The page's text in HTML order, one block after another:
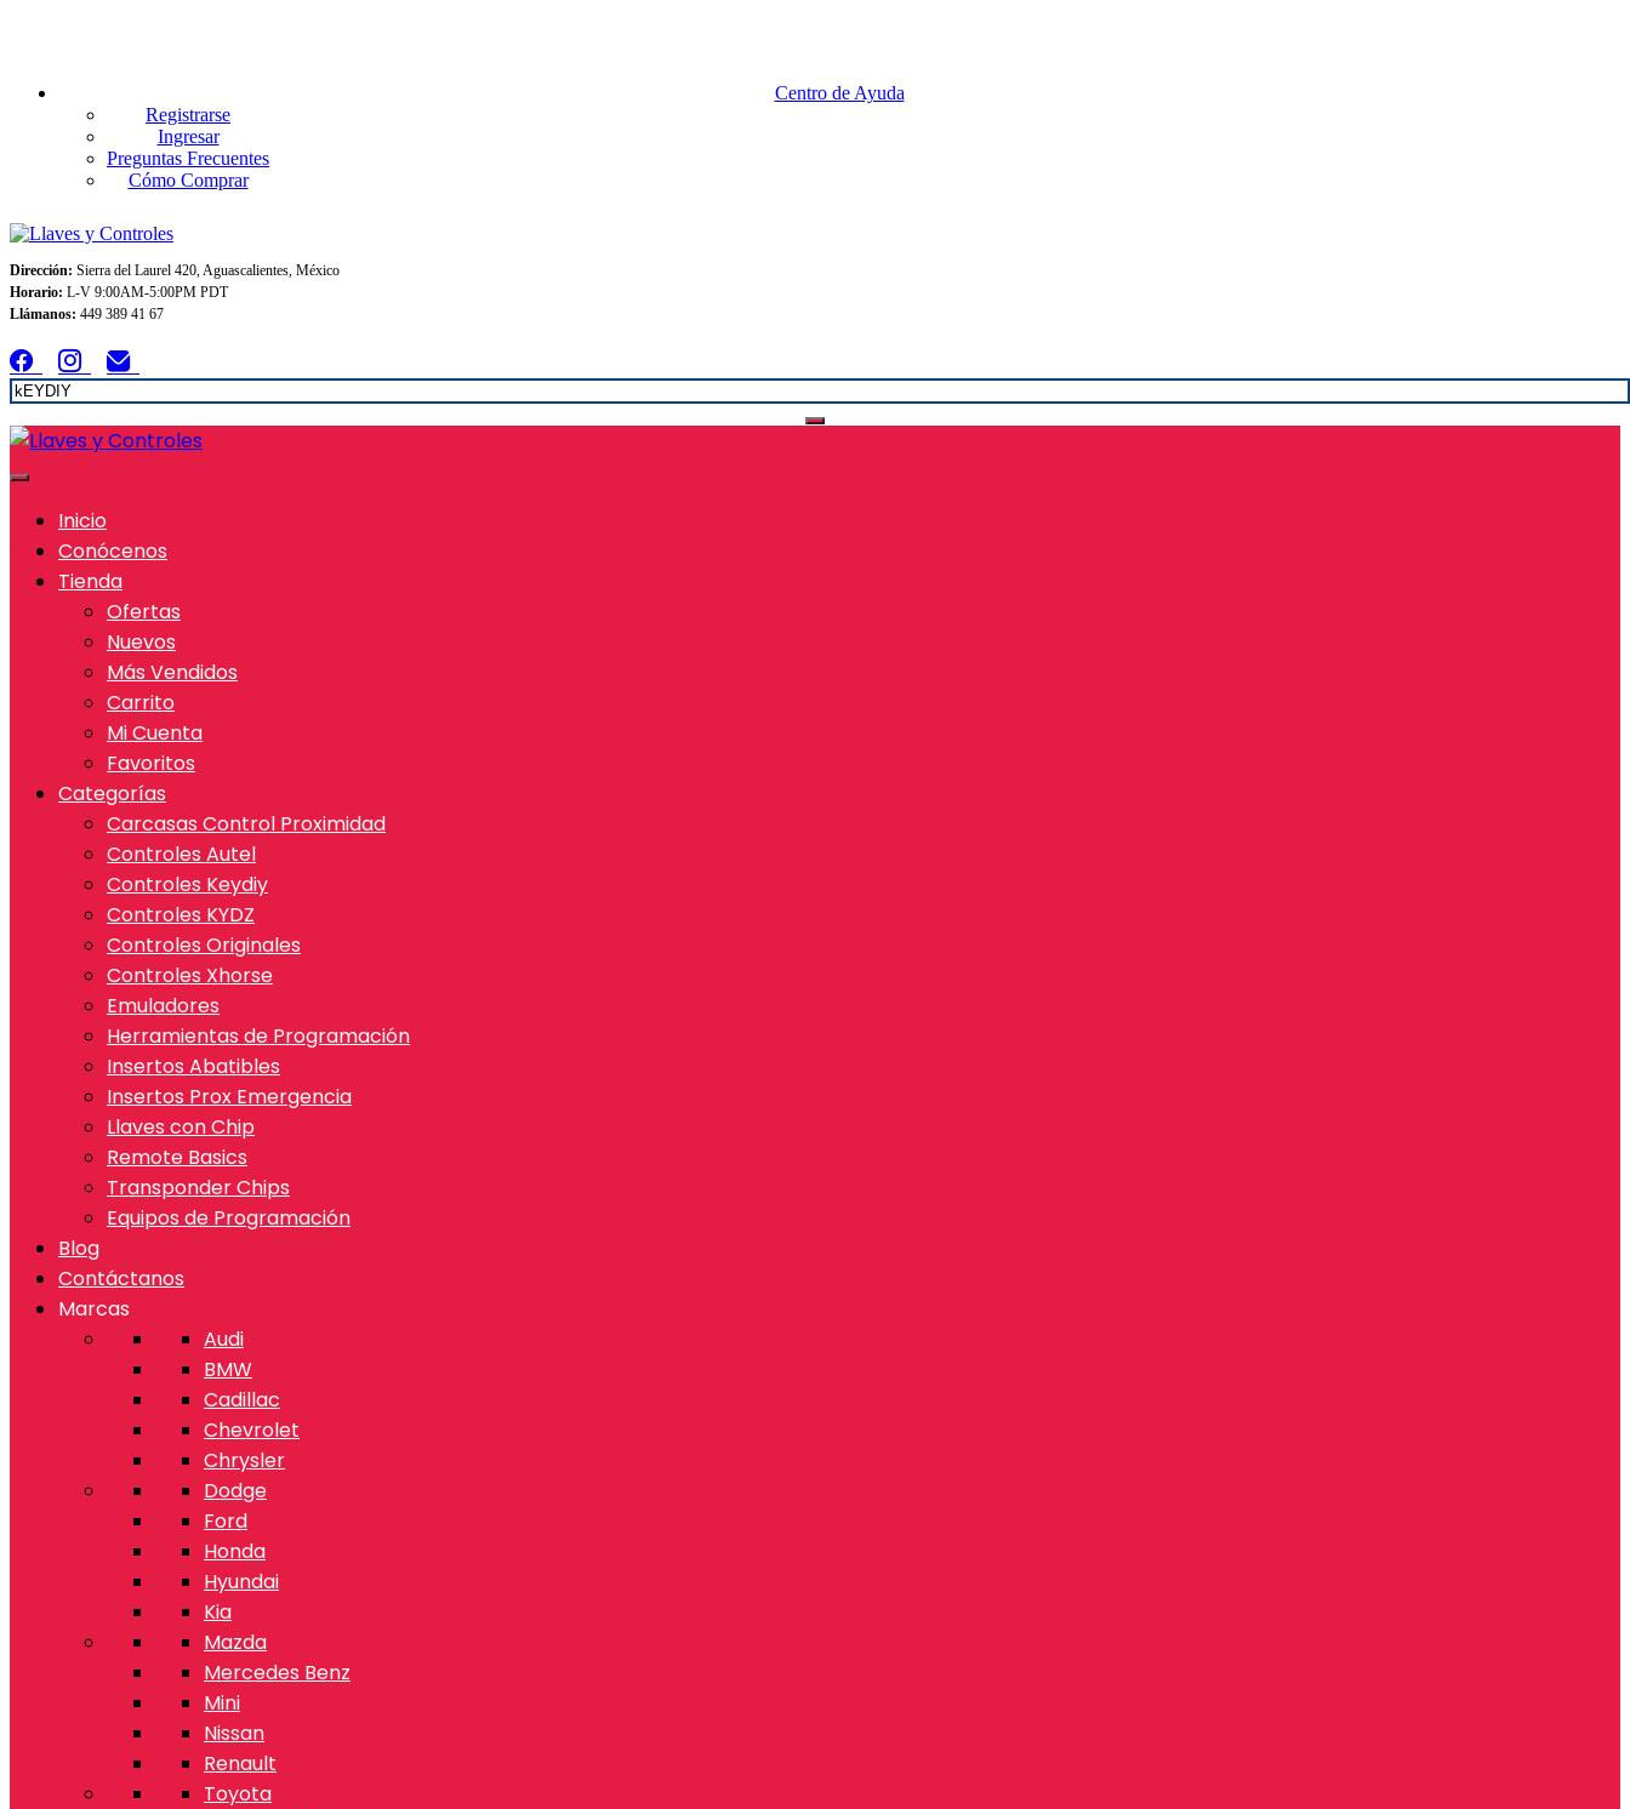
Centro de Ayuda
Registrarse
Ingresar
Preguntas Frecuentes
Cómo Comprar
Dirección: Sierra del Laurel 420, Aguascalientes, México
Horario: L-V 9:00AM-5:00PM PDT
Llámanos: 449 389 41 67
Inicio
Conócenos
Tienda
Ofertas
Nuevos
Más Vendidos
Carrito
Mi Cuenta
Favoritos
Categorías
Carcasas Control Proximidad
Controles Autel
Controles Keydiy
Controles KYDZ
Controles Originales
Controles Xhorse
Emuladores
Herramientas de Programación
Insertos Abatibles
Insertos Prox Emergencia
Llaves con Chip
Remote Basics
Transponder Chips
Equipos de Programación
Blog
Contáctanos
Marcas
Audi
BMW
Cadillac
Chevrolet
Chrysler
Dodge
Ford
Honda
Hyundai
Kia
Mazda
Mercedes Benz
Mini
Nissan
Renault
Toyota